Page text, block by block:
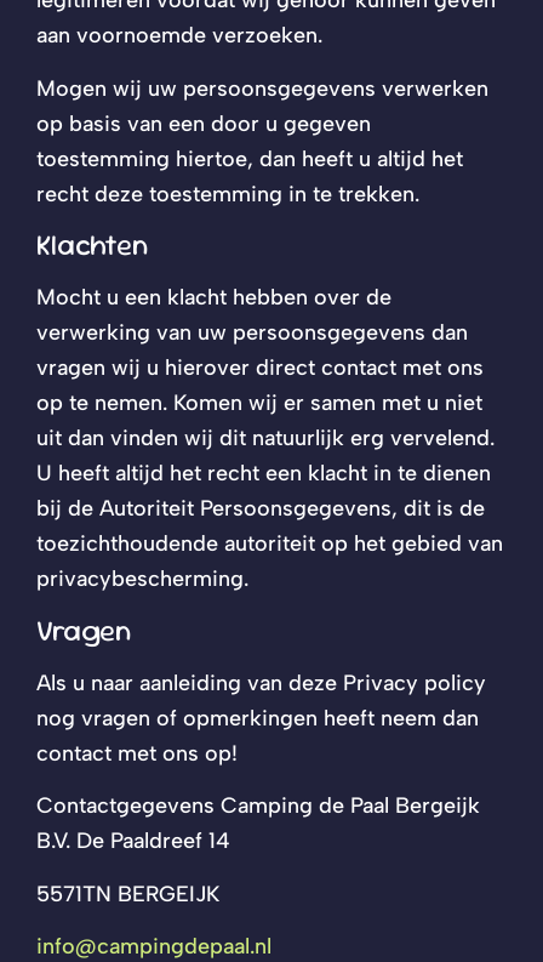
aan voornoemde verzoeken.
Mogen wij uw persoonsgegevens verwerken
op basis van een door u gegeven
toestemming hiertoe, dan heeft u altijd het
recht deze toestemming in te trekken.
Klachten
Mocht u een klacht hebben over de
verwerking van uw persoonsgegevens dan
vragen wij u hierover direct contact met ons
op te nemen. Komen wij er samen met u niet
uit dan vinden wij dit natuurlijk erg vervelend.
U heeft altijd het recht een klacht in te dienen
bij de Autoriteit Persoonsgegevens, dit is de
toezichthoudende autoriteit op het gebied van
privacybescherming.
Vragen
Als u naar aanleiding van deze Privacy policy
nog vragen of opmerkingen heeft neem dan
contact met ons op!
Contactgegevens Camping de Paal Bergeijk
B.V. De Paaldreef 14
5571TN BERGEIJK
info@campingdepaal.nl